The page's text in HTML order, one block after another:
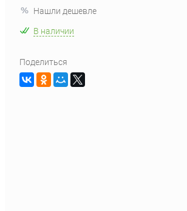
Нашли дешевле
В наличии
Поделиться